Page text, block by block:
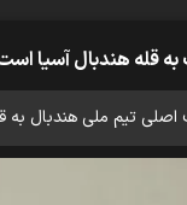
قله هندبال آسیا
اصلی تیم ملی هندبال